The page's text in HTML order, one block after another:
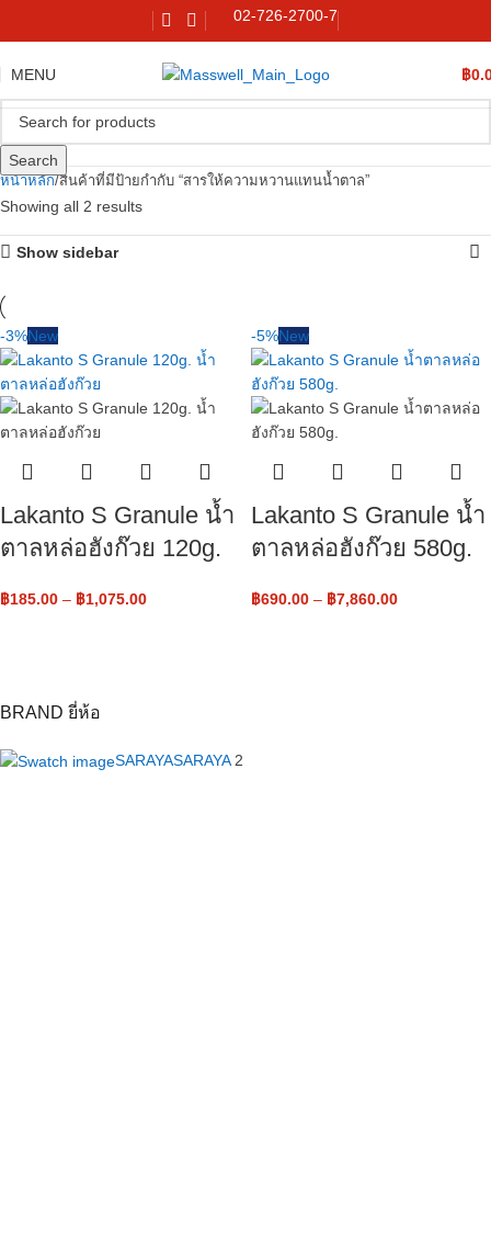
02-726-2700-7
MENU ฿
Search
BRAND ยี่ห้อ
SARAYASARAYA 2
หน้าหลัก สินค้าที่มีป้ายกำกับ “สารให้ความหวานแทนน้ำตาล”
Showing all 2 results
Show sidebar
-3%New
Lakanto S Granule น้ำ
ตาลหล่อฮังก๊วย 120g.
฿185.00 – ฿1,075.00
-5%New
Lakanto S Granule น้ำ
ตาลหล่อฮังก๊วย 580g.
฿690.00 – ฿7,860.00